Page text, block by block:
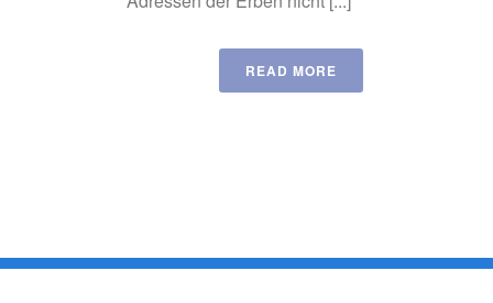
READ MORE